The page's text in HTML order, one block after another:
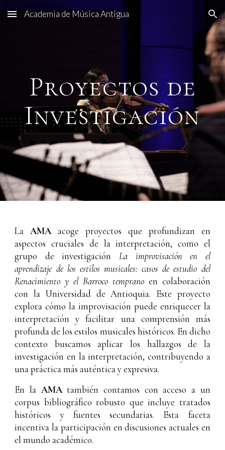
Skip to main content Skip to navigation
Academia de Música Antigua
Proyectos de
Investigación
LaAMAacoge proyectos que profundizan en
aspectos cruciales de la interpretación, como el
grupo de investigación La improvisación en el
aprendizaje de los estilos musicales: casos de estudio del
Renacimiento y el Barroco temprano en colaboración
con la Universidad de Antioquia. Este proyecto
explora cómo la improvisación puede enriquecer la
interpretación y facilitar una comprensión más
profunda de los estilos musicales históricos. En dicho
contexto buscamos aplicar los hallazgos de la
investigación en la interpretación, contribuyendo a
una práctica más auténtica y expresiva.
En la AMAtambién contamos con acceso a un
corpus bibliográfico robusto que incluye tratados
históricos y fuentes secundarias. Esta faceta
incentiva la participación en discusiones actuales en
el mundo académico.